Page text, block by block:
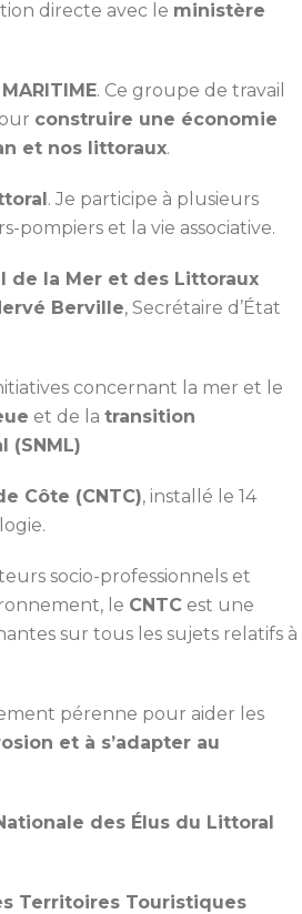
directe avec le ministère
. Ce groupe de travail
construire une économie
et nos littoraux.
. Je participe à plusieurs
pompiers et la vie associative.
de la Mer et des Littoraux
Berville, Secrétaire d’État
concernant la mer et le
et de la transition
(SNML)
Côte (CNTC), installé le 14
socio-professionnels et
le CNTC est une
sur tous les sujets relatifs à
pérenne pour aider les
et à s’adapter au
des Élus du Littoral
Territoires Touristiques